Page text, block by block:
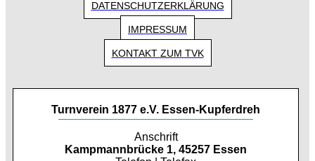
DATENSCHUTZERKLÄRUNG
IMPRESSUM
KONTAKT ZUM TVK
Turnverein 1877 e.V. Essen-Kupferdreh
Anschrift
Kampmannbrücke 1, 45257 Essen